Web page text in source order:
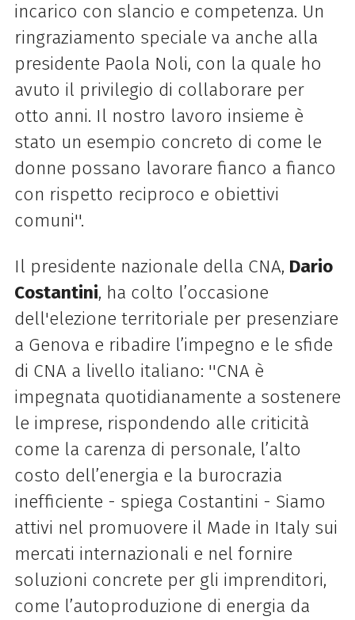
incarico con slancio e competenza. Un
ringraziamento speciale va anche alla
presidente Paola Noli, con la quale ho
avuto il privilegio di collaborare per
otto anni. Il nostro lavoro insieme è
stato un esempio concreto di come le
donne possano lavorare fianco a fianco
con rispetto reciproco e obiettivi
comuni''.
Il presidente nazionale della CNA, Dario
Costantini, ha colto l’occasione
dell'elezione territoriale per presenziare
a Genova e ribadire l’impegno e le sfide
di CNA a livello italiano: ''CNA è
impegnata quotidianamente a sostenere
le imprese, rispondendo alle criticità
come la carenza di personale, l’alto
costo dell’energia e la burocrazia
inefficiente - spiega Costantini - Siamo
attivi nel promuovere il Made in Italy sui
mercati internazionali e nel fornire
soluzioni concrete per gli imprenditori,
come l’autoproduzione di energia da